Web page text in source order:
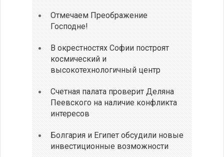
Отмечаем Преображение
Господне!
В окрестностях Софии построят
космический и
высокотехнологичный центр
Счетная палата проверит Деляна
Пеевского на наличие конфликта
интересов
Болгария и Египет обсудили новые
инвестиционные возможности